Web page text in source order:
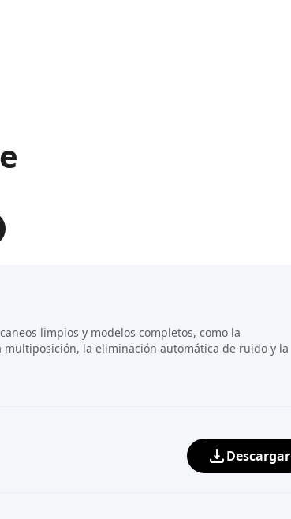
limpios y modelos completos, como la
la eliminación automática de ruido y la
Descargar